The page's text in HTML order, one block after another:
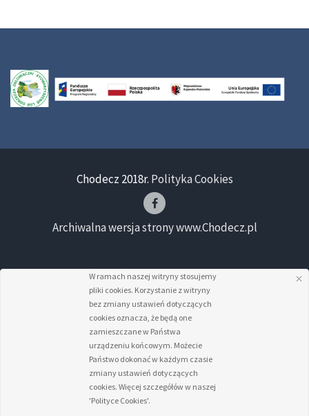
Chodecz 2018r. Polityka Cookies
Archiwalna wersja strony www.Chodecz.pl
W ramach naszej witryny stosujemy
pliki cookies. Korzystanie z witryny
bez zmiany ustawień dotyczących
cookies oznacza, że będą one
zamieszczane w Państwa
urządzeniu końcowym. Możecie
Państwo dokonać w każdym czasie
zmiany ustawień dotyczących
cookies. Więcej szczegółów w naszej
'Polityce Cookies'.